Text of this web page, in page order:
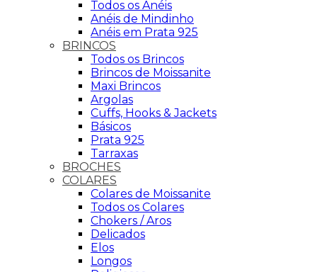
Todos os Anéis
Anéis de Mindinho
Anéis em Prata 925
BRINCOS
Todos os Brincos
Brincos de Moissanite
Maxi Brincos
Argolas
Cuffs, Hooks & Jackets
Básicos
Prata 925
Tarraxas
BROCHES
COLARES
Colares de Moissanite
Todos os Colares
Chokers / Aros
Delicados
Elos
Longos